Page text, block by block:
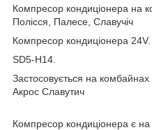
Компресор кондиціонера на
Полісся, Палесе, Славучіч
Компресор кондиціонера 24V.
SD5-H14.
Застосовується на
Акрос
Компресор кондиціонера є